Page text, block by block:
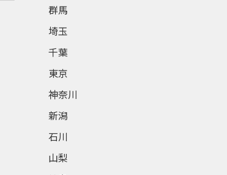
群馬
埼玉
千葉
東京
神奈川
新潟
石川
山梨